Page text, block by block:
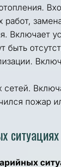
Включает
быть
пожар
ситуациях